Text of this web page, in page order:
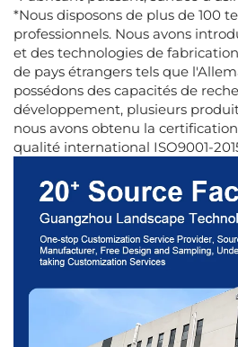
*Nous disposons de plus de 100
professionnels. Nous avons
et des technologies de
de pays étrangers tels que
possédons des capacités de
développement, plusieurs
nous avons obtenu la
qualité international ISO9001-